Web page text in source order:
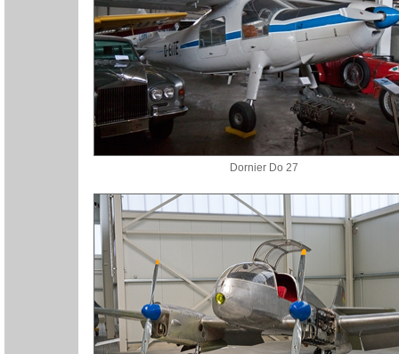
Dornier Do 27